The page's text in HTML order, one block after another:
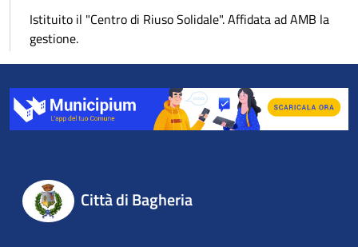
Istituito il "Centro di Riuso Solidale". Affidata ad AMB la
gestione.
Città di Bagheria